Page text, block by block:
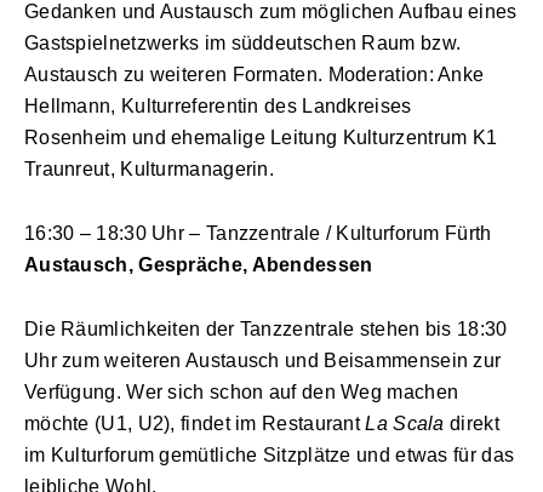
Gedanken und Austausch zum möglichen Aufbau eines
Gastspielnetzwerks im süddeutschen Raum bzw.
Austausch zu weiteren Formaten. Moderation: Anke
Hellmann, Kulturreferentin des Landkreises
Rosenheim und ehemalige Leitung Kulturzentrum K1
Traunreut, Kulturmanagerin.
16:30 – 18:30 Uhr – Tanzzentrale / Kulturforum Fürth
Austausch, Gespräche, Abendessen
Die Räumlichkeiten der Tanzzentrale stehen bis 18:30
Uhr zum weiteren Austausch und Beisammensein zur
Verfügung. Wer sich schon auf den Weg machen
möchte (U1, U2), findet im RestaurantLa Scala direkt
im Kulturforum gemütliche Sitzplätze und etwas für das
leibliche Wohl.